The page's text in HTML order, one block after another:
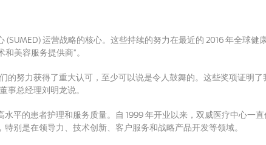
运营战略的核心。 这些持续的努力在最近的 2016 年全球健
美容服务提供商”。
的努力获得了重大认可，至少可以说是令人鼓舞的。 这些奖项证明了
事总经理刘明龙说。
平的患者护理和服务质量。
自 1999 年开业以来，双威医疗中心一
别是在领导力、技术创新、客户服务和战略产品开发等领域。